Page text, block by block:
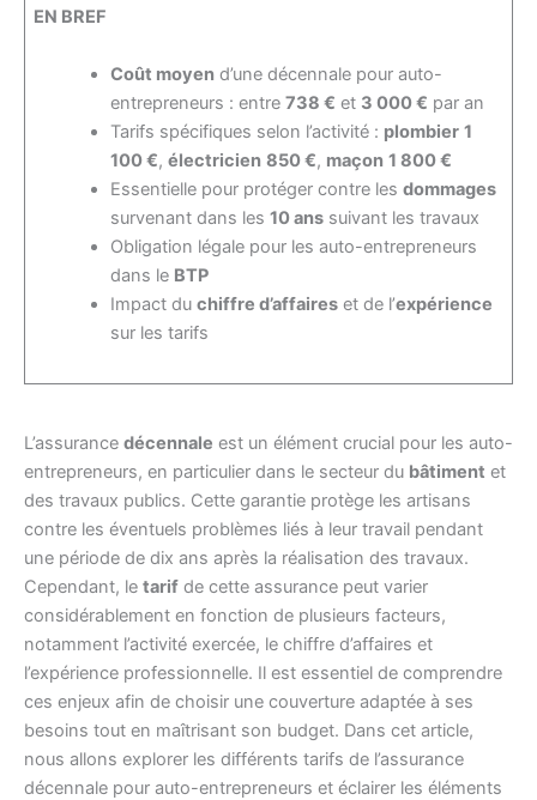
EN BREF
Coût moyen d’une décennale pour auto-
entrepreneurs : entre738 € et 3 000 € par an
Tarifs spécifiques selon l’activité : plombier 1
100 €,électricien 850 €, maçon 1 800 €
Essentielle pour protéger contre lesdommages
survenant dans les10 ans suivant les travaux
Obligation légale pour les auto-entrepreneurs
dans le BTP
Impact duchiffre d’affaires et de l’expérience
sur les tarifs
L’assurance décennale est un élément crucial pour les auto-
entrepreneurs, en particulier dans le secteur du bâtiment et
des travaux publics. Cette garantie protège les artisans
contre les éventuels problèmes liés à leur travail pendant
une période de dix ans après la réalisation des travaux.
Cependant, le tarif de cette assurance peut varier
considérablement en fonction de plusieurs facteurs,
notamment l’activité exercée, le chiffre d’affaires et
l’expérience professionnelle. Il est essentiel de comprendre
ces enjeux afin de choisir une couverture adaptée à ses
besoins tout en maîtrisant son budget. Dans cet article,
nous allons explorer les différents tarifs de l’assurance
décennale pour auto-entrepreneurs et éclairer les éléments